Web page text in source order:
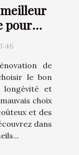
pour
de
le bon
longévité et
choix
et des
dans